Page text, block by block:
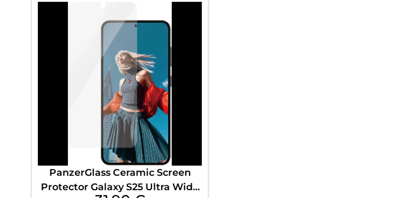
PanzerGlass Ceramic Screen
Protector Galaxy S25 Ultra Wide